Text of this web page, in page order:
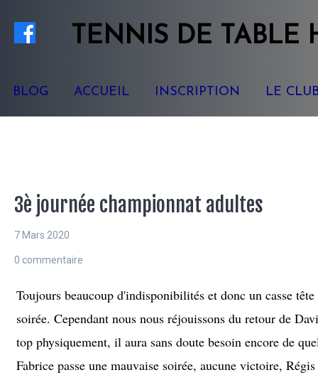
TENNIS DE TABLE
BLOG ACCUEIL INSCRIPTION LE
3è journée championnat adultes
7 Mars 2020
0 commentaire
Toujours beaucoup d'indisponibilités et donc un casse
soirée. Cependant nous nous réjouissons du retour de
top physiquement, il aura sans doute besoin encore de
Fabrice passe une mauvaise soirée, aucune victoire,